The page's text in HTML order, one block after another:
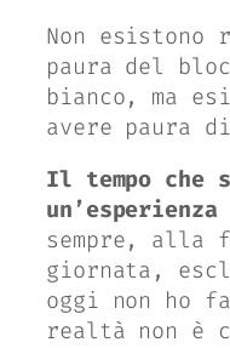
Non esistono
paura del
bianco, ma
avere paura
Il tempo che
sempre, alla
giornata,
oggi non ho
realtà non è